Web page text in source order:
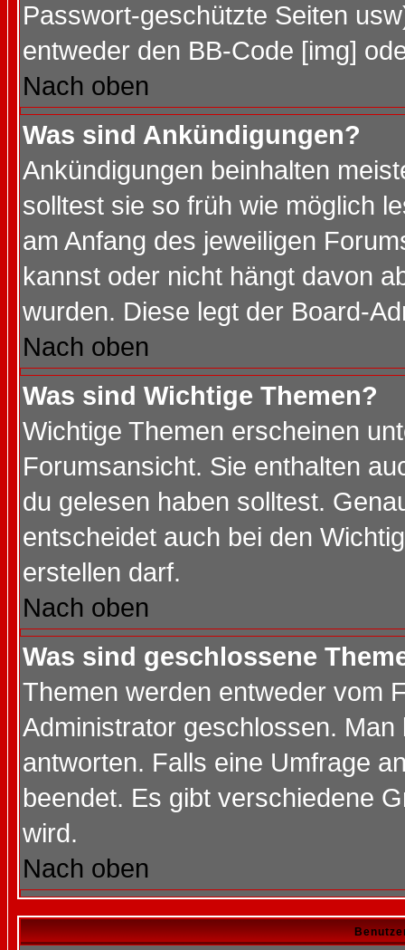
Passwort-geschützte Seiten
entweder den BB-Code [img]
Nach oben
Was sind Ankündigungen?
Ankündigungen beinhalten
solltest sie so früh wie möglich
am Anfang des jeweiligen
kannst oder nicht hängt davon
wurden. Diese legt der Board-
Nach oben
Was sind Wichtige Themen?
Wichtige Themen erscheinen
Forumsansicht. Sie enthalten
du gelesen haben solltest.
entscheidet auch bei den
erstellen darf.
Nach oben
Was sind geschlossene
Themen werden entweder vom
Administrator geschlossen.
antworten. Falls eine Umfrage
beendet. Es gibt verschiedene
wird.
Nach oben